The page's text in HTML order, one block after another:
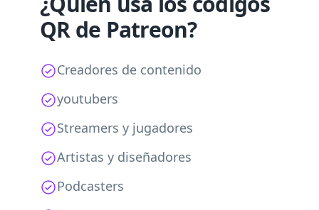
QR de Patreon?
Creadores de contenido
youtubers
Streamers y jugadores
Artistas y diseñadores
Podcasters